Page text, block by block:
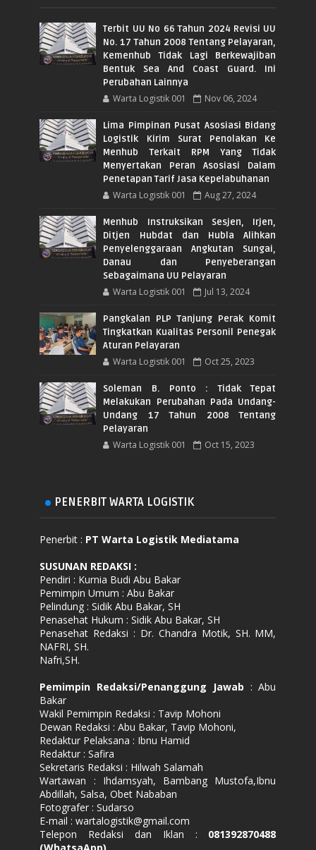
Terbit UU No 66 Tahun 2024 Revisi UU
No. 17 Tahun 2008 Tentang Pelayaran,
Kemenhub Tidak Lagi Berkewajiban
Bentuk Sea And Coast Guard. Ini
Perubahan Lainnya
Warta Logistik 001 Nov 06, 2024
Lima Pimpinan Pusat Asosiasi Bidang
Logistik Kirim Surat Penolakan Ke
Menhub Terkait RPM Yang Tidak
Menyertakan Peran Asosiasi Dalam
Penetapan Tarif Jasa Kepelabuhanan
Warta Logistik 001 Aug 27, 2024
Menhub Instruksikan Sesjen, Irjen,
Ditjen Hubdat dan Hubla Alihkan
Penyelenggaraan Angkutan Sungai,
Danau dan Penyeberangan
Sebagaimana UU Pelayaran
Warta Logistik 001 Jul 13, 2024
Pangkalan PLP Tanjung Perak Komit
Tingkatkan Kualitas Personil Penegak
Aturan Pelayaran
Warta Logistik 001 Oct 25, 2023
Soleman B. Ponto : Tidak Tepat
Melakukan Perubahan Pada Undang-
Undang 17 Tahun 2008 Tentang
Pelayaran
Warta Logistik 001 Oct 15, 2023
PENERBIT WARTA LOGISTIK
Penerbit : PT Warta Logistik Mediatama
SUSUNAN REDAKSI :
Pendiri : Kurnia Budi Abu Bakar
Pemimpin Umum : Abu Bakar
Pelindung : Sidik Abu Bakar, SH
Penasehat Hukum : Sidik Abu Bakar, SH
Penasehat Redaksi : Dr. Chandra Motik, SH. MM,
NAFRI, SH.
Nafri,SH.
Pemimpin Redaksi/Penanggung Jawab : Abu
Bakar
Wakil Pemimpin Redaksi : Tavip Mohoni
Dewan Redaksi : Abu Bakar, Tavip Mohoni,
Redaktur Pelaksana : Ibnu Hamid
Redaktur : Safira
Sekretaris Redaksi : Hilwah Salamah
Wartawan : Ihdamsyah, Bambang Mustofa,Ibnu
Abdillah, Salsa, Obet Nababan
Fotografer : Sudarso
E-mail : wartalogistik@gmail.com
Telepon Redaksi dan Iklan : 081392870488